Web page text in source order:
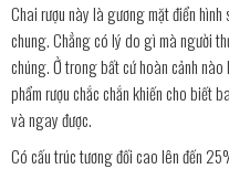
Chai rượu này là gương mặt điển
chung. Chẳng có lý do gì mà người
chúng. Ở trong bất cứ hoàn cảnh
phẩm rượu chắc chắn khiến cho biết
và ngay được.
Có cấu trúc tương đối cao lên đến